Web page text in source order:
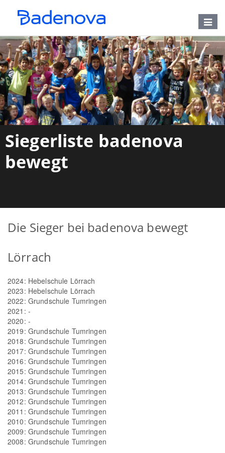
Toggle
Siegerliste badenova
bewegt
Die Sieger bei badenova bewegt
Lörrach
2024: Hebelschule Lörrach
2023: Hebelschule Lörrach
2022: Grundschule Tumringen
2021: -
2020: -
2019: Grundschule Tumringen
2018: Grundschule Tumringen
2017: Grundschule Tumringen
2016: Grundschule Tumringen
2015: Grundschule Tumringen
2014: Grundschule Tumringen
2013: Grundschule Tumringen
2012: Grundschule Tumringen
2011: Grundschule Tumringen
2010: Grundschule Tumringen
2009: Grundschule Tumringen
2008: Grundschule Tumringen